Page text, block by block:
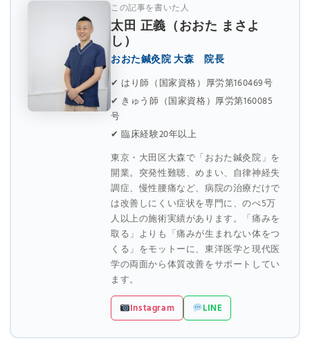
この記事を書いた人
太田 正義（おおた まさよ
し）
おおた鍼灸院 大森 院長
✔ はり師（国家資格）厚労第160469号
✔ きゅう師（国家資格）厚労第160085
号
✔ 臨床経験20年以上
東京・大田区大森で「おおた鍼灸院」を
開業。突発性難聴、めまい、自律神経失
調症、慢性腰痛など、病院の治療だけで
は改善しにくい症状を専門に、のべ5万
人以上の施術実績があります。「痛みを
取る」よりも「痛みが生まれない体をつ
くる」をモットーに、東洋医学と現代医
学の両面から体質改善をサポートしてい
ます。
Instagram
LINE